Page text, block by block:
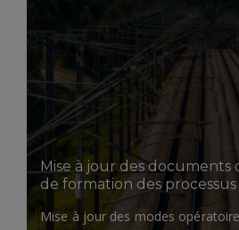
Mise à jour des documents
de formation des processus
Mise à jour des modes